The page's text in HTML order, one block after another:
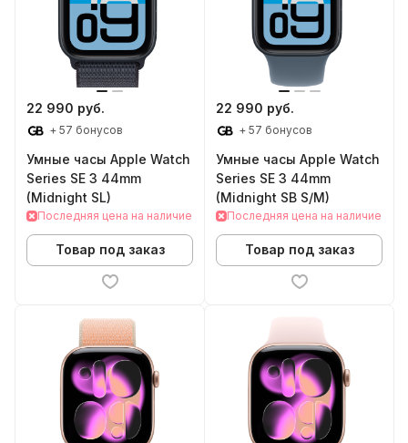
22 990 руб.
+ 57 бонусов
Умные часы Apple Watch
Series SE 3 44mm
(Midnight SL)
Последняя цена на наличие
Товар под заказ
22 990 руб.
+ 57 бонусов
Умные часы Apple Watch
Series SE 3 44mm
(Midnight SB S/M)
Последняя цена на наличие
Товар под заказ